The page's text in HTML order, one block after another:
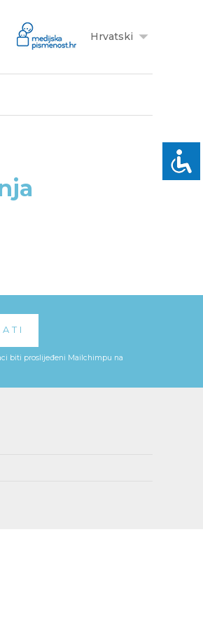
Hrvatski
biti proslijeđeni Mailchimpu na